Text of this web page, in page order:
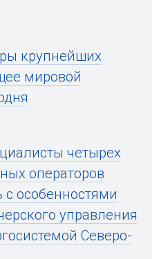
крупнейших
мировой
четырех
операторов
особенностями
управления
Северо-